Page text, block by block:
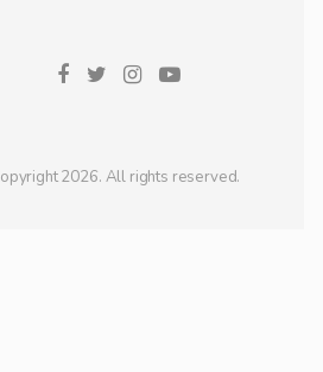
2026. All rights reserved.